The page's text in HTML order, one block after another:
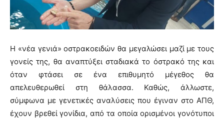
H «νέα γενιά» οστρακοειδών θα μεγαλώσει μαζί με τους
γονείς της, θα αναπτύξει σταδιακά το όστρακό της και
όταν φτάσει σε ένα επιθυμητό μέγεθος θα
απελευθερωθεί στη θάλασσα. Καθώς, άλλωστε,
σύμφωνα με γενετικές αναλύσεις που έγιναν στο ΑΠΘ,
έχουν βρεθεί γονίδια, από τα οποία ορισμένοι γονότυποι